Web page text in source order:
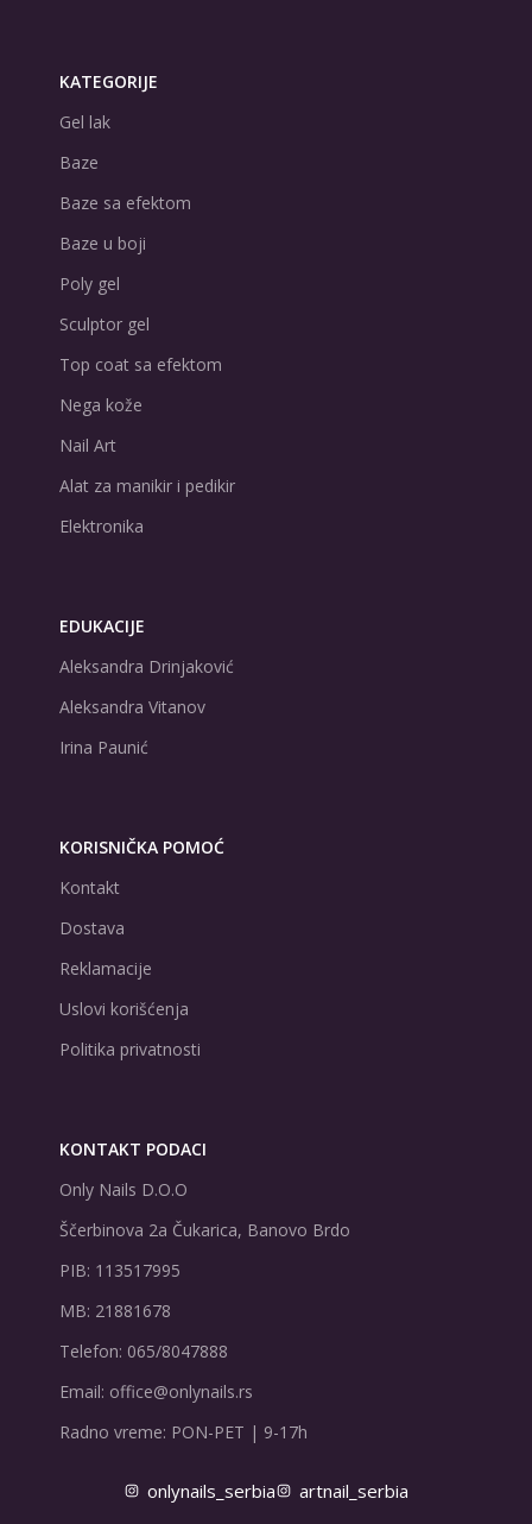
KATEGORIJE
Gel lak
Baze
Baze sa efektom
Baze u boji
Poly gel
Sculptor gel
Top coat sa efektom
Nega kože
Nail Art
Alat za manikir i pedikir
Elektronika
EDUKACIJE
Aleksandra Drinjaković
Aleksandra Vitanov
Irina Paunić
KORISNIČKA POMOĆ
Kontakt
Dostava
Reklamacije
Uslovi korišćenja
Politika privatnosti
KONTAKT PODACI
Only Nails D.O.O
Ščerbinova 2a Čukarica, Banovo Brdo
PIB: 113517995
MB: 21881678
Telefon: 065/8047888
Email: office@onlynails.rs
Radno vreme: PON-PET | 9-17h
onlynails_serbia artnail_serbia